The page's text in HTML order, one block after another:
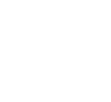
IBM
Deloitte
Ley de
“OECD
“BBVA